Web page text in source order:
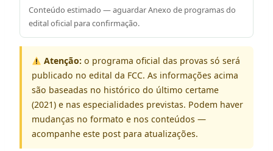
Conteúdo estimado — aguardar Anexo de programas do
edital oficial para confirmação.
Atenção: o programa oficial das provas só será
publicado no edital da FCC. As informações acima
são baseadas no histórico do último certame
(2021) e nas especialidades previstas. Podem haver
mudanças no formato e nos conteúdos —
acompanhe este post para atualizações.